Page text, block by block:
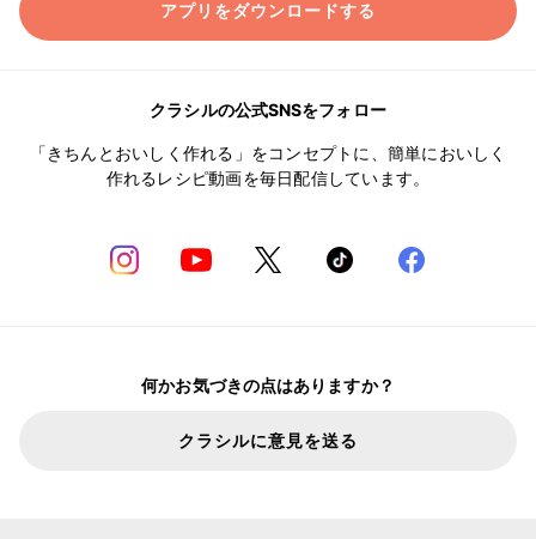
アプリをダウンロードする
クラシルの公式SNSをフォロー
「きちんとおいしく作れる」をコンセプトに、簡単においしく
作れるレシピ動画を毎日配信しています。
何かお気づきの点はありますか？
クラシルに意見を送る